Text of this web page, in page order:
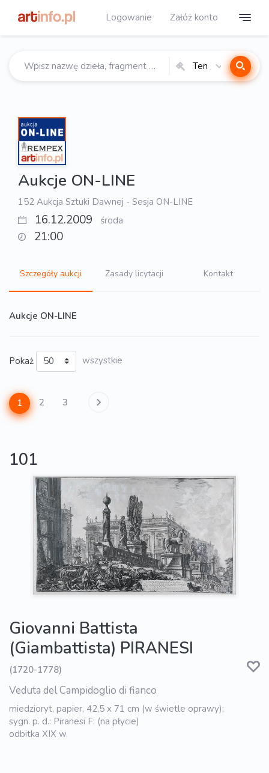
Logowanie Załóż konto
Ten
Aukcje ON-LINE
152 Aukcja Sztuki Dawnej - Sesja ON-LINE
16.12.2009 środa
21:00
Szczegóły aukcji Zasady licytacji Kontakt
Aukcje ON-LINE
Pokaż wszystkie
1 2 3
101
Giovanni Battista
(Giambattista) PIRANESI
(1720-1778)
Veduta del Campidoglio di fianco
miedzioryt, papier, 42,5 x 71 cm (w świetle oprawy);
sygn. p. d.: Piranesi F: (na płycie)
odbitka XIX w.